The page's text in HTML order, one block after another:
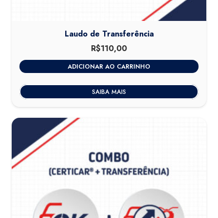
Laudo de Transferência
R$110,00
ADICIONAR AO CARRINHO
SAIBA MAIS